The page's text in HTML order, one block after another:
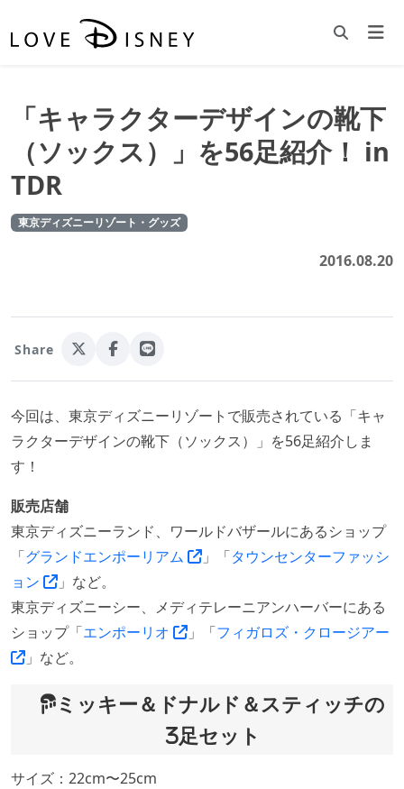
「キャラクターデザインの靴下
（ソックス）」を56足紹介！ in
TDR
東京ディズニーリゾート・グッズ
2016.08.20
Share
今回は、東京ディズニーリゾートで販売されている「キャ
ラクターデザインの靴下（ソックス）」を56足紹介しま
す！
販売店舗
東京ディズニーランド、ワールドバザールにあるショップ
「グランドエンポーリアム 」「タウンセンターファッシ
ョン
」など。
東京ディズニーシー、メディテレーニアンハーバーにある
ショップ「エンポーリオ 」「フィガロズ・クロージアー
」など。
ミッキー＆ドナルド＆スティッチの
3足セット
サイズ：22cm〜25cm